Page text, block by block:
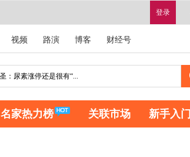
登录
视频 路演 博客 财经号
名家热力榜 关联市场 新手入门